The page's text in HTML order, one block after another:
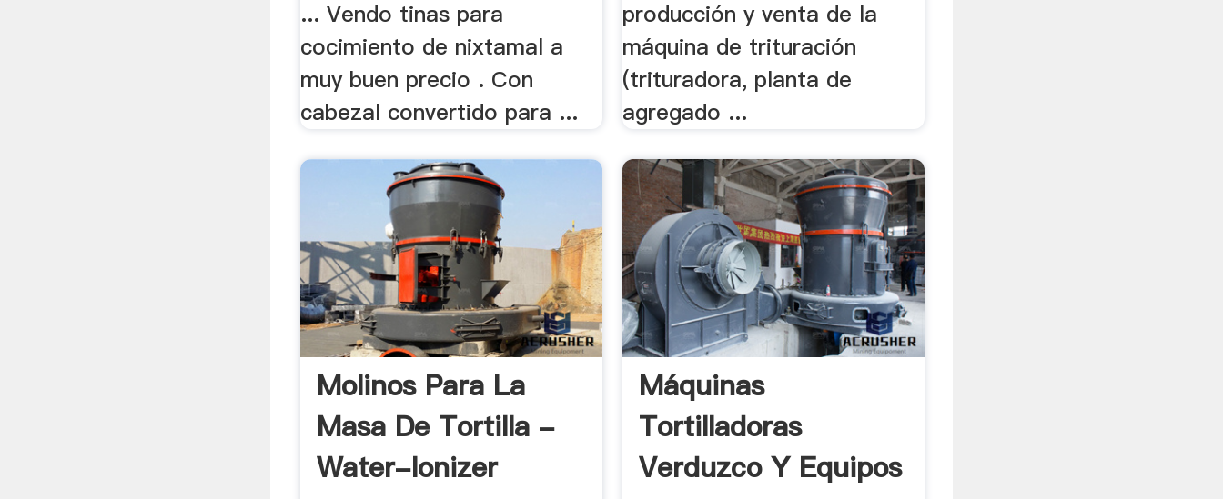
... Vendo tinas para
cocimiento de nixtamal a
muy buen precio . Con
cabezal convertido para ...
producción y venta de la
máquina de trituración
(trituradora, planta de
agregado ...
Molinos Para La
Masa De Tortilla -
Water-Ionizer
Máquinas
Tortilladoras
Verduzco Y Equipos